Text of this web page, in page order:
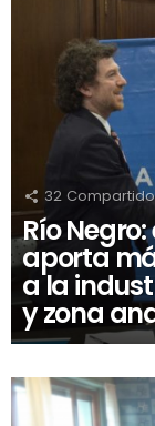
32
Río
aporta
a la
y zona